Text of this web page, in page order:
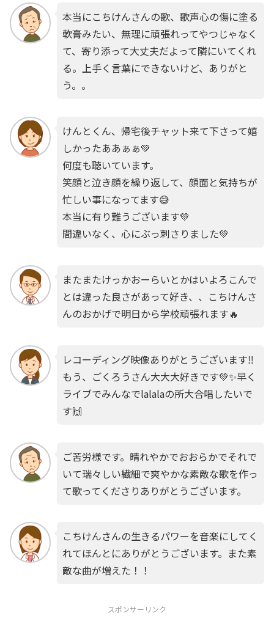
本当にこちけんさんの歌、歌声心の傷に塗る
軟膏みたい、無理に頑張れってやつじゃなく
て、寄り添って大丈夫だよって隣にいてくれ
る。上手く言葉にできないけど、ありがと
う。。
けんとくん、帰宅後チャット来て下さって嬉
しかったああぁぁ💚
何度も聴いています。
笑顔と泣き顔を繰り返して、顔面と気持ちが
忙しい事になってます😅
本当に有り難うございます💚
間違いなく、心にぶっ刺さりました💚
またまたけっかおーらいとかはいよろこんで
とは違った良さがあって好き、、こちけんさ
んのおかげで明日から学校頑張れます🔥
レコーディング映像ありがとうございます‼️
もう、ごくろうさん大大大好きです💚✨早く
ライブでみんなでlalalaの所大合唱したいで
す🙌
ご苦労様です。晴れやかでおおらかでそれで
いて瑞々しい繊細で爽やかな素敵な歌を作っ
て歌ってくださりありがとうございます。
こちけんさんの生きるパワーを音楽にしてく
れてほんとにありがとうございます。また素
敵な曲が増えた！！
スポンサーリンク